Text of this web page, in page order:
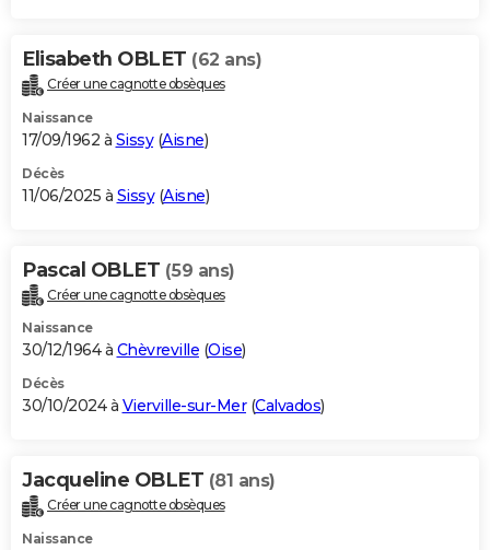
Elisabeth OBLET (62 ans)
Créer une cagnotte obsèques
Naissance
17/09/1962 à Sissy(Aisne)
Décès
11/06/2025 à Sissy(Aisne)
Pascal OBLET (59 ans)
Créer une cagnotte obsèques
Naissance
30/12/1964 à Chèvreville (Oise)
Décès
30/10/2024 à Vierville-sur-Mer(Calvados)
Jacqueline OBLET (81 ans)
Créer une cagnotte obsèques
Naissance